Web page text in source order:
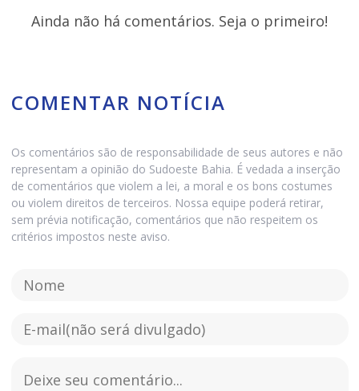
Ainda não há comentários. Seja o primeiro!
COMENTAR NOTÍCIA
Os comentários são de responsabilidade de seus autores e não
representam a opinião do Sudoeste Bahia. É vedada a inserção
de comentários que violem a lei, a moral e os bons costumes
ou violem direitos de terceiros. Nossa equipe poderá retirar,
sem prévia notificação, comentários que não respeitem os
critérios impostos neste aviso.